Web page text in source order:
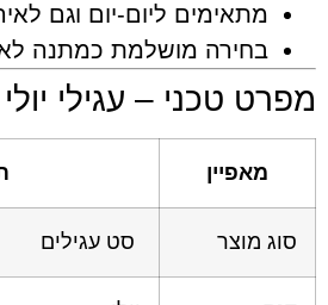
מתאימים ליום-יום וגם לאירועים
בחירה מושלמת כמתנה לאישה
טכני – עגילי יולי
מאפיין
מוצר סט עגילים